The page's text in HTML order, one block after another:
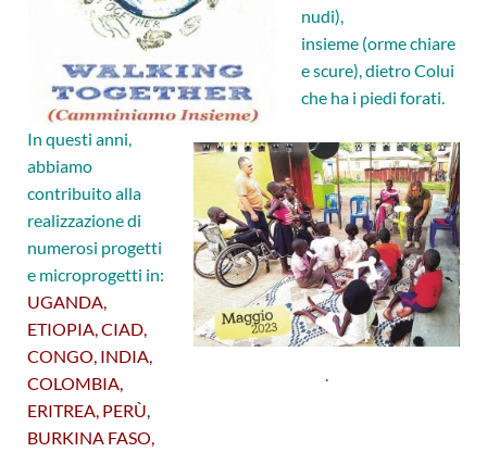
.
nudi),
insieme (orme chiare
e scure), dietro Colui
che ha i piedi forati.
In questi anni,
abbiamo
contribuito alla
realizzazione di
numerosi progetti
e microprogetti in:
UGANDA,
ETIOPIA, CIAD,
CONGO, INDIA,
COLOMBIA,
ERITREA, PERÙ,
BURKINA FASO,